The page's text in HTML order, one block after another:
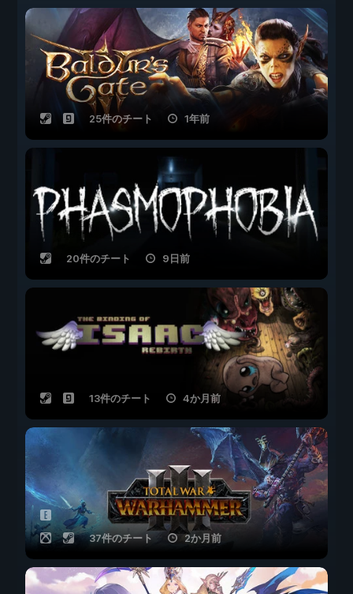
25件のチート 1年前
20件のチート 9日前
13件のチート 4か月前
37件のチート 2か月前